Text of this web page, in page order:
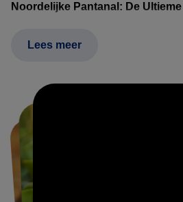
Noordelijke Pantanal: De
De Noordelijke Pantanal,
majestueuze jaguar in het wild te
een intense en pure wildlife-
avontuurlijke safari's in het
Dé Jaguar Hotspot van de
Hoewel de hele Noord-Pantanal
Lees meer